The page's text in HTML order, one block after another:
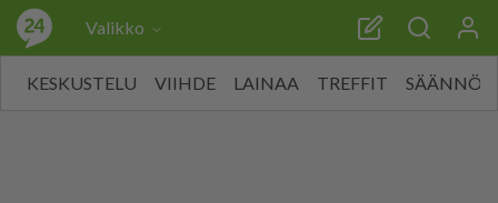
Valikko
KESKUSTELU VIIHDE LAINAA TREFFIT SÄÄNNÖT